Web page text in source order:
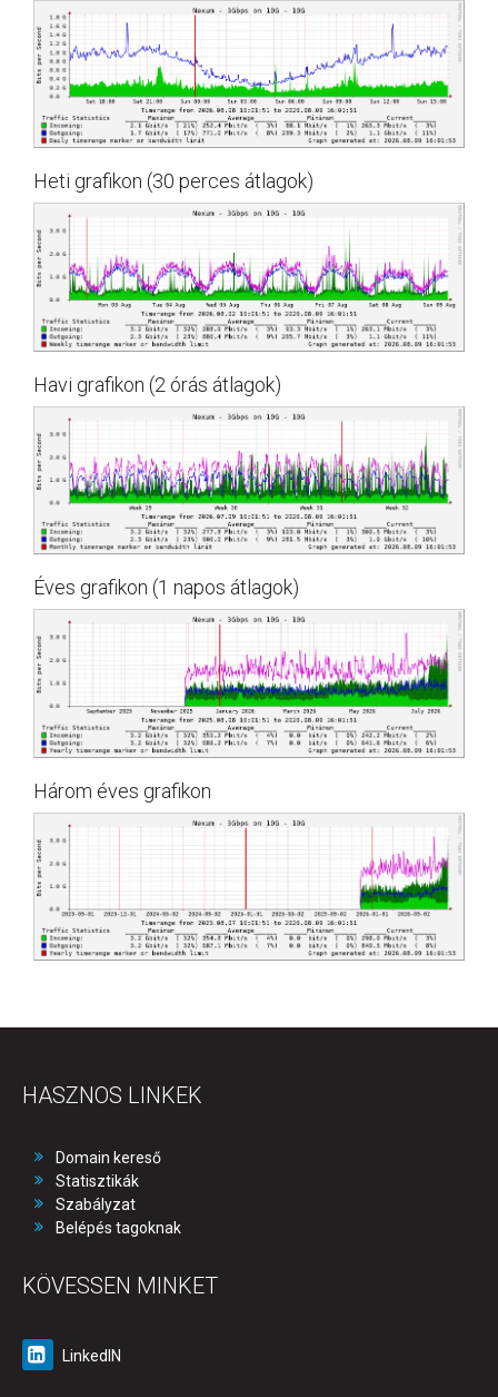
Heti grafikon (30 perces átlagok)
Havi grafikon (2 órás átlagok)
Éves grafikon (1 napos átlagok)
Három éves grafikon
HASZNOS LINKEK
Domain kereső
Statisztikák
Szabályzat
Belépés tagoknak
KÖVESSEN MINKET
LinkedIN